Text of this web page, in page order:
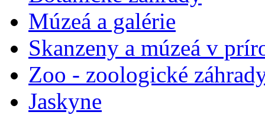
Múzeá a galérie
Skanzeny a múzeá v
Zoo - zoologické
Jaskyne